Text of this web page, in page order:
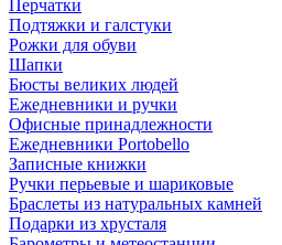
Перчатки
Подтяжки и галстуки
Рожки для обуви
Шапки
Бюсты великих людей
Ежедневники и ручки
Офисные принадлежности
Ежедневники Portobello
Записные книжки
Ручки перьевые и шариковые
Браслеты из натуральных камней
Подарки из хрусталя